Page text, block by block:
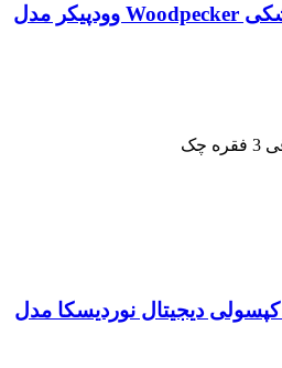
دستگاه جرمگیر دندانپزشکی Woodpecker وودپیکر مدل
کپسولی دیجیتال نوردیسکا مدل